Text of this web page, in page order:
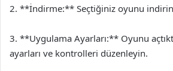
2. **İndirme:** Seçtiğiniz oyunu
3. **Uygulama Ayarları:** Oyunu
ayarları ve kontrolleri düzenleyin.